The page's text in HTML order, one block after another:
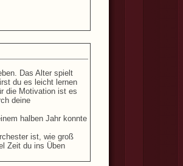
Das Alter spielt
du es leicht lernen
die Motivation ist es
deine
halben Jahr konnte
ist, wie groß
Zeit du ins Üben